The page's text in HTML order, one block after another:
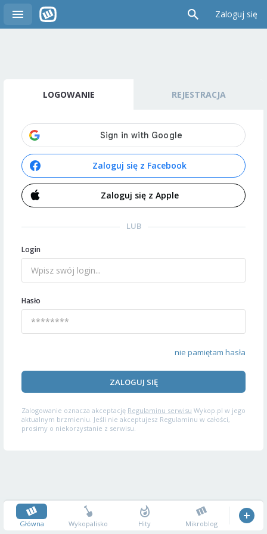
Zaloguj się
LOGOWANIE REJESTRACJA
Zaloguj się z Facebook
Zaloguj się z Apple
LUB
Login
Hasło
nie pamiętam hasła
ZALOGUJ SIĘ
Zalogowanie oznacza akceptację Regulaminu serwisu Wykop.pl w jego
aktualnym brzmieniu. Jeśli nie akceptujesz Regulaminu w całości,
prosimy o niekorzystanie z serwisu.
Główna Wykopalisko Hity Mikroblog